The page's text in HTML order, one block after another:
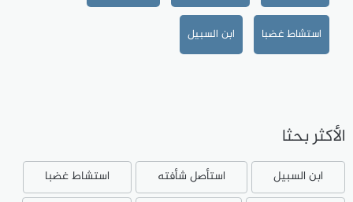
استشاط غضبا ابن السبيل
الأكثر بحثا
ابن السبيل استأصل شأفته
استشاط غضبا